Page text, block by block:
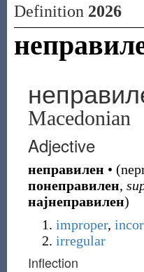
Definition 2026
Macedonian
Adjective
неправилен • (
понеправилен,
најнеправилен)
improper,
irregular
Inflection